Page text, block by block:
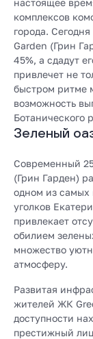
настоящее
комплексов
города.
Garden (Грин
45%, а сдадут
привлечет не
быстром ритме
возможность
Ботанического
Зеленый
Современный
(Грин Гарден)
одном из самых
уголков
привлекает
обилием
множество
атмосферу.
Развитая
жителей ЖК
доступности
престижный